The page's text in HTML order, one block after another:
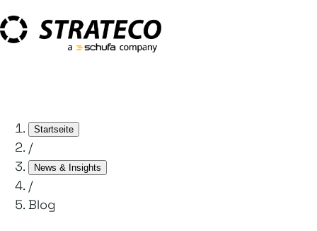
Startseite
/
News & Insights
/
Blog